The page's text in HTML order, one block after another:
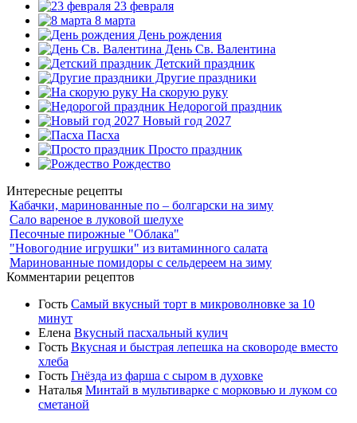
23 февраля
8 марта
День рождения
День Св. Валентина
Детский праздник
Другие праздники
На скорую руку
Недорогой праздник
Новый год 2027
Пасха
Просто праздник
Рождество
Интересные рецепты
Кабачки, маринованные по – болгарски на зиму
Сало вареное в луковой шелухе
Песочные пирожные "Облака"
"Новогодние игрушки" из витаминного салата
Маринованные помидоры с сельдереем на зиму
Комментарии рецептов
Гость Самый вкусный торт в микроволновке за 10
минут
Елена Вкусный пасхальный кулич
Гость Вкусная и быстрая лепешка на сковороде вместо
хлеба
Гость Гнёзда из фарша с сыром в духовке
Наталья Минтай в мультиварке с морковью и луком со
сметаной